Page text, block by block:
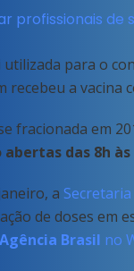
profissionais
para o
recebeu a vacina
fracionada em
das 8h
a
de doses em
Agência Brasil no